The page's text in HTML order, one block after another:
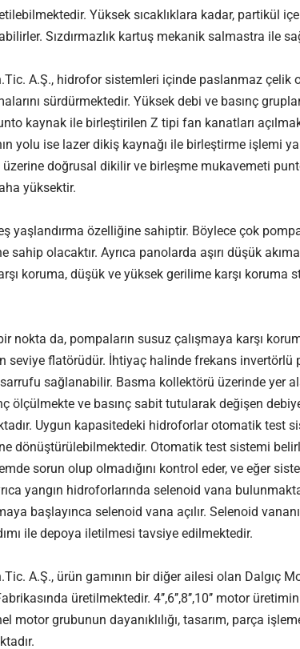
Yüksek sıcaklıklara kadar, partikül
Sızdırmazlık kartuş mekanik salmastra ile
A.Ş., hidrofor sistemleri içinde paslanmaz çelik
sürdürmektedir. Yüksek debi ve basınç
kaynak ile birleştirilen Z tipi fan kanatları
yolu ise lazer dikiş kaynağı ile birleştirme işlemi
doğrusal dikilir ve birleşme mukavemeti
yüksektir.
yaşlandırma özelliğine sahiptir. Böylece çok
sahip olacaktır. Ayrıca panolarda aşırı düşük
koruma, düşük ve yüksek gerilime karşı koruma
nokta da, pompaların susuz çalışmaya karşı
seviye flatörüdür. İhtiyaç halinde frekans invertörlü
sağlanabilir. Basma kollektörü üzerinde yer
ölçülmekte ve basınç sabit tutularak değişen
Uygun kapasitedeki hidroforlar otomatik test
dönüştürülebilmektedir. Otomatik test sistemi
sorun olup olmadığını kontrol eder, ve eğer
yangın hidroforlarında selenoid vana
başlayınca selenoid vana açılır. Selenoid
ile depoya iletilmesi tavsiye edilmektedir.
A.Ş., ürün gamının bir diğer ailesi olan Dalgıç
üretilmektedir. 4’’,6’’,8’’,10’’ motor
motor grubunun dayanıklılığı, tasarım, parça